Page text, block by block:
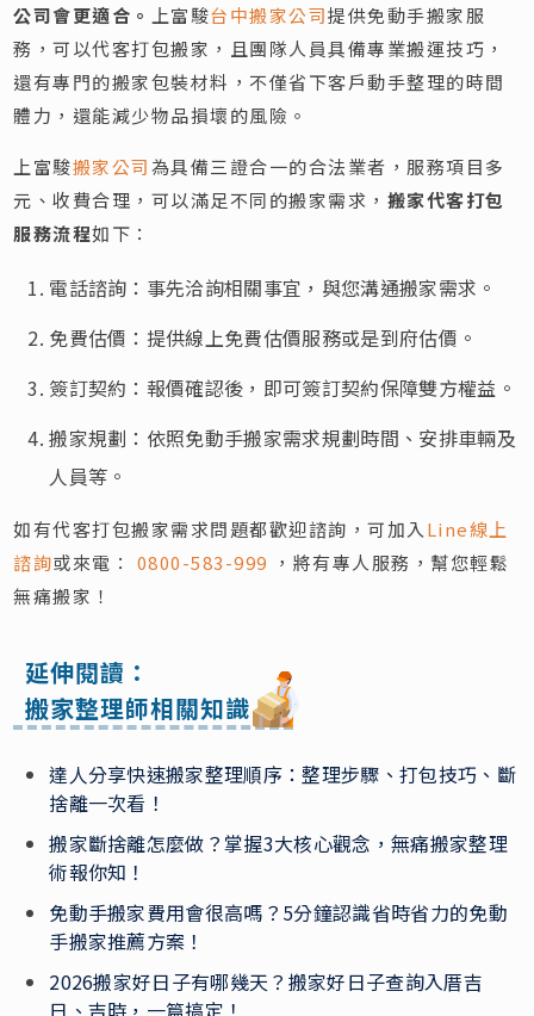
公司會更適合。
上富駿台中搬家公司提供免動手搬家服
務，可以代客打包搬家，且團隊人員具備專業搬運技巧，
還有專門的搬家包裝材料，不僅省下客戶動手整理的時間
體力，還能減少物品損壞的風險。
上富駿搬家公司為具備三證合一的合法業者，服務項目多
元、收費合理，可以滿足不同的搬家需求， 搬家代客打包
服務流程如下：
電話諮詢：事先洽詢相關事宜，與您溝通搬家需求。
免費估價：提供線上免費估價服務或是到府估價。
簽訂契約：報價確認後，即可簽訂契約保障雙方權益。
搬家規劃：依照免動手搬家需求規劃時間、安排車輛及
人員等。
如有代客打包搬家需求問題都歡迎諮詢，可加入 Line線上
諮詢或來電： 0800-583-999 ，將有專人服務，幫您輕鬆
無痛搬家！
延伸閱讀：
搬家整理師相關知識
達人分享快速搬家整理順序：整理步驟、打包技巧、斷
捨離一次看！
搬家斷捨離怎麼做？掌握3大核心觀念，無痛搬家整理
術報你知！
免動手搬家費用會很高嗎？5分鐘認識省時省力的免動
手搬家推薦方案！
2026搬家好日子有哪幾天？搬家好日子查詢入厝吉